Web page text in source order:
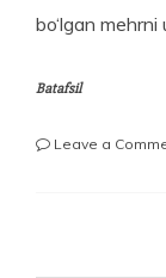
bo‘lgan mehrni
Batafsil
Leave a